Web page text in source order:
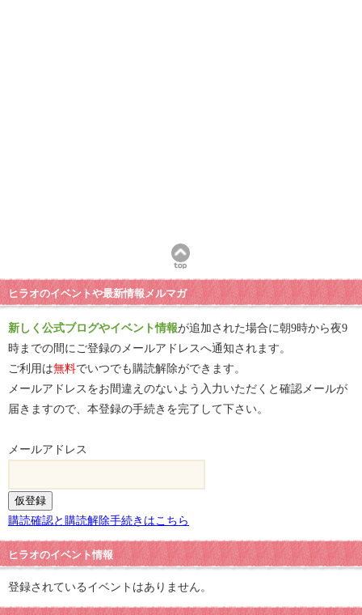
ヒラオのイベントや最新情報メルマガ
新しく公式ブログやイベント情報が追加された場合に朝9時から夜9
時までの間にご登録のメールアドレスへ通知されます。
ご利用は無料でいつでも購読解除ができます。
メールアドレスをお間違えのないよう入力いただくと確認メールが
届きますので、本登録の手続きを完了して下さい。
メールアドレス
購読確認と購読解除手続きはこちら
ヒラオのイベント情報
登録されているイベントはありません。